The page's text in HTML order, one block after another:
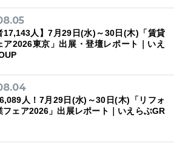
17,143人】7月29日(水)～30日(木)「賃貸
ア2026東京」出展・登壇レポート｜いえ
人！7月29日(水)～30日(木)「リフォ
フェア2026」出展レポート｜いえらぶGR